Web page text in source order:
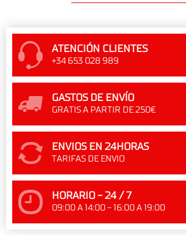
ATENCIÓN CLIENTES
+34 653 028 989
GASTOS DE ENVÍO
GRATIS A PARTIR DE 250€
ENVIOS EN 24HORAS
TARIFAS DE ENVIO
HORARIO - 24 / 7
09:00 A 14:00 - 16:00 A 19:00